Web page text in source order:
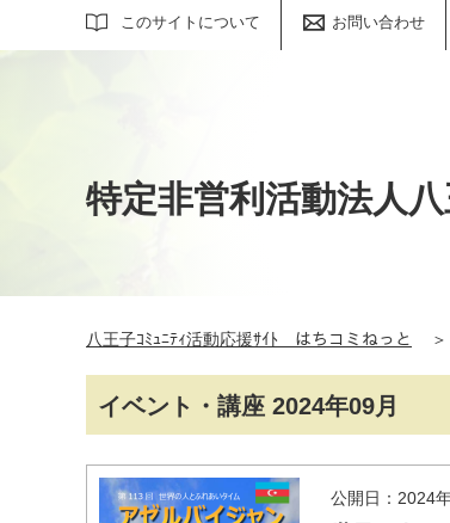
このサイトについて お問い合わせ
サイト内検索
特定非営利活動法人
八王子ｺﾐｭﾆﾃｨ活動応援ｻｲﾄ はちコミねっと ＞
イベント・講座 2024年09月
公開日：2024